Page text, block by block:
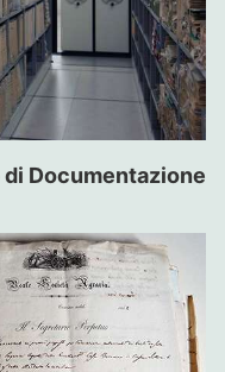
Documentazione